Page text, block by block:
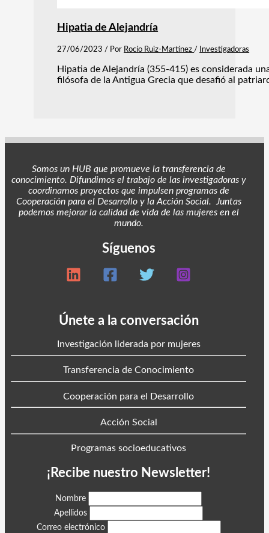
Hipatia de Alejandría
27/06/2023 / Por Rocío Ruiz-Martínez / Investigadoras
Hipatia de Alejandría (355-415) es considerada
filósofa de la Antigua Grecia que desafió al
Somos un HUB que promueve la transferencia de
conocimiento. Difundimos el trabajo de las investigadoras y
coordinamos proyectos que impulsen programas de
Cooperación para el Desarrollo y la Acción Social. Juntas
podemos mejorar la calidad de vida de las mujeres en el
mundo.
Síguenos
Únete a la conversación
Investigación liderada por mujeres
Transferencia de Conocimiento
Cooperación para el Desarrollo
Acción Social
Programas socioeducativos
¡Recibe nuestro Newsletter!
Nombre
Apellidos
Correo electrónico